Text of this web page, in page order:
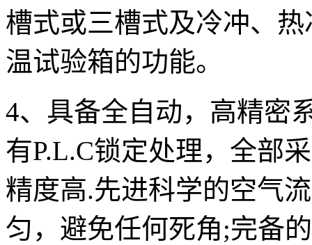
槽式或三槽式及冷冲、
温试验箱的功能。
4、具备全自动，高精密
有P.L.C锁定处理，全部
精度高.先进科学的空气
匀，避免任何死角;完备